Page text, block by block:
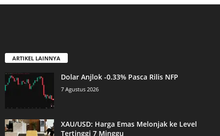
ARTIKEL LAINNYA
Dolar Anjlok -0.33% Pasca Rilis NFP
7 Agustus 2026
XAU/USD: Harga Emas Melonjak ke Level
Tertinggi 7 Minggu